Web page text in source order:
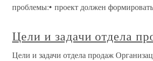
проблемы:• проект должен
Цели и задачи отдела
Цели и задачи отдела продаж